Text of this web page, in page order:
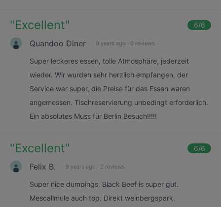
"Excellent" 6/6
Quandoo Diner 9 years ago · 0 reviews
Super leckeres essen, tolle Atmosphäre, jederzeit
wieder. Wir wurden sehr herzlich empfangen, der
Service war super, die Preise für das Essen waren
angemessen. Tischreservierung unbedingt erforderlich.
Ein absolutes Muss für Berlin Besuch!!!!!
"Excellent" 6/6
Felix B. 9 years ago · 2 reviews
Super nice dumpings. Black Beef is super gut.
Mescallmule auch top. Direkt weinbergspark.